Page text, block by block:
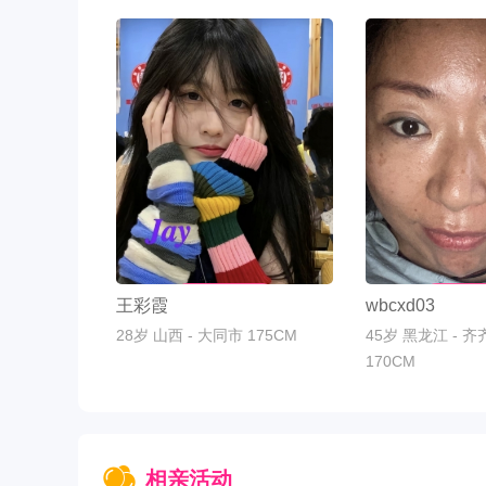
王彩霞
28岁 山西 - 大同市 175CM
wbcxd03
45岁 黑龙江 - 齐
170CM
相亲活动